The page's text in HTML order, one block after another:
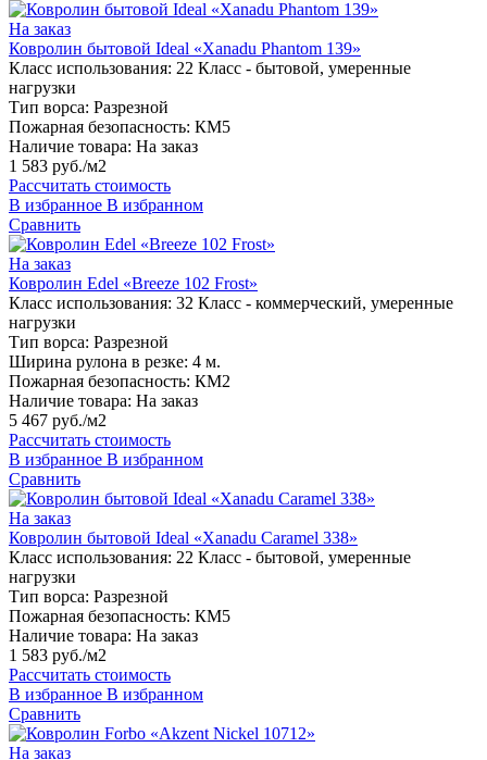
На заказ
Ковролин бытовой Ideal «Xanadu Phantom 139»
Класс использования: 22 Класс - бытовой, умеренные
нагрузки
Тип ворса: Разрезной
Пожарная безопасность: КМ5
Наличие товара: На заказ
1 583 руб./м2
Рассчитать стоимость
В избранное В избранном
Сравнить
На заказ
Ковролин Edel «Breeze 102 Frost»
Класс использования: 32 Класс - коммерческий, умеренные
нагрузки
Тип ворса: Разрезной
Ширина рулона в резке: 4 м.
Пожарная безопасность: КМ2
Наличие товара: На заказ
5 467 руб./м2
Рассчитать стоимость
В избранное В избранном
Сравнить
На заказ
Ковролин бытовой Ideal «Xanadu Caramel 338»
Класс использования: 22 Класс - бытовой, умеренные
нагрузки
Тип ворса: Разрезной
Пожарная безопасность: КМ5
Наличие товара: На заказ
1 583 руб./м2
Рассчитать стоимость
В избранное В избранном
Сравнить
На заказ